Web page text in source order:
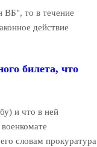
ВБ", то в течение
действие
билета, что
и что в ней
словам прокуратура